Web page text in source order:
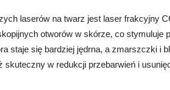
laserów na twarz jest laser frakcyjny
otworów w skórze, co stymuluje
staje się bardziej jędrna, a zmarszczki i
skuteczny w redukcji przebarwień i